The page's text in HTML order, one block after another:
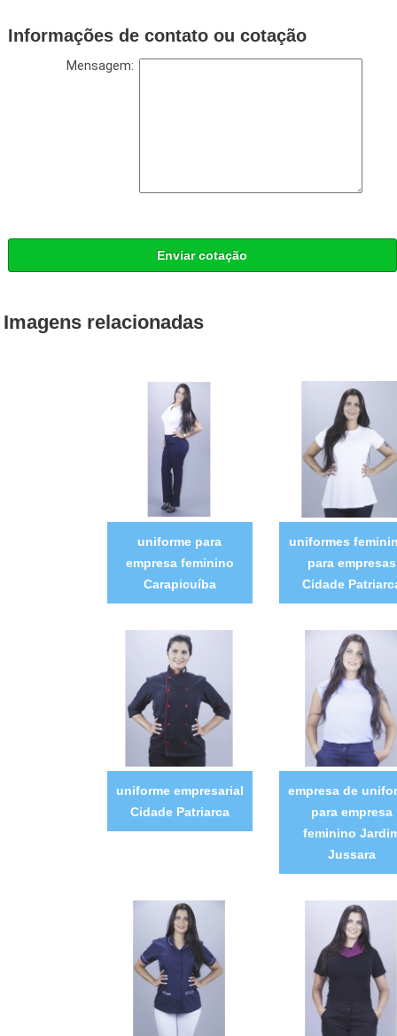
Informações de contato ou cotação
Mensagem:
Enviar cotação
Imagens relacionadas
uniforme para
empresa feminino
Carapicuíba
uniformes
para empresas
Cidade
uniforme empresarial
Cidade Patriarca
empresa de
para empresa
feminino
Jussara